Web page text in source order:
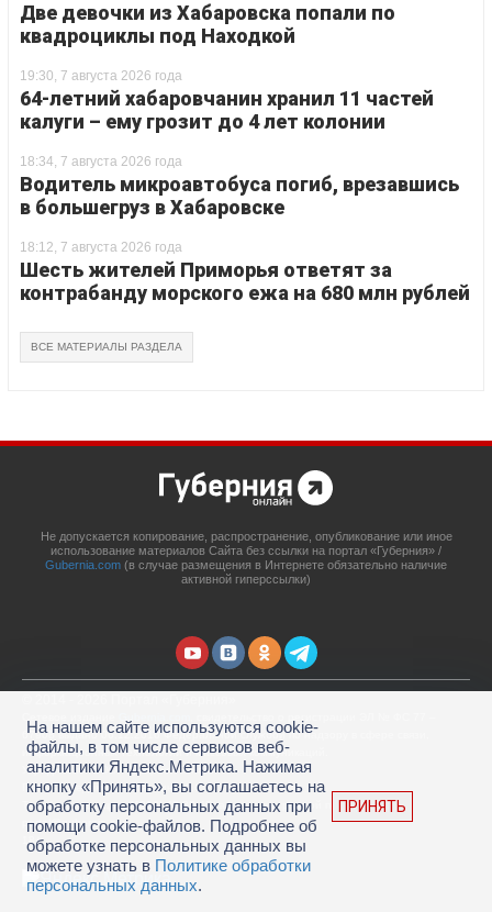
Две девочки из Хабаровска попали по
квадроциклы под Находкой
19:30, 7 августа 2026 года
64-летний хабаровчанин хранил 11 частей
калуги – ему грозит до 4 лет колонии
18:34, 7 августа 2026 года
Водитель микроавтобуса погиб, врезавшись
в большегруз в Хабаровске
18:12, 7 августа 2026 года
Шесть жителей Приморья ответят за
контрабанду морского ежа на 680 млн рублей
ВСЕ МАТЕРИАЛЫ РАЗДЕЛА
Не допускается копирование, распространение, опубликование или иное
использование материалов Сайта без ссылки на портал «Губерния» /
Gubernia.com (в случае размещения в Интернете обязательно наличие
активной гиперссылки)
67908 выдано 06.12.2016 Федеральной службой по надзору в сфере связи,
информационных технологий и массовых коммуникаций.
Учредитель: ООО «Губерния Он-лайн»
Главный редактор: Гатаулина А.С.
Телефон редакции: (4212) 45-88-45, адрес электронной почты:
portal@gubernia.com
18+
На нашем сайте используются cookie-
файлы, в том числе сервисов веб-
аналитики Яндекс.Метрика. Нажимая
кнопку «Принять», вы соглашаетесь на
обработку персональных данных при
помощи cookie-файлов. Подробнее об
обработке персональных данных вы
можете узнать в Политике обработки
персональных данных.
ПРИНЯТЬ